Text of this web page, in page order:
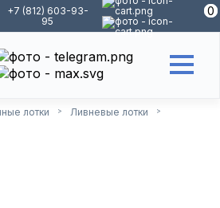
+7 (812) 603-93-
95
0
0
лотки > Ливневые лотки >